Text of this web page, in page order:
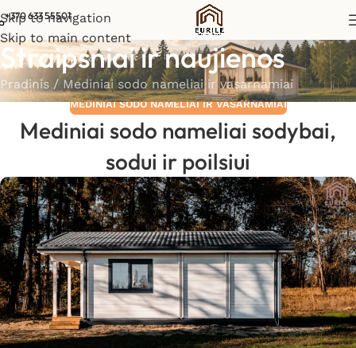
Skip to navigation
Skip to main content
+370 633 55501
Straipsniai ir naujienos
Pradinis / Mediniai sodo nameliai ir vasarnamiai
MEDINIAI SODO NAMELIAI IR VASARNAMIAI
Mediniai sodo nameliai sodybai,
sodui ir poilsiui